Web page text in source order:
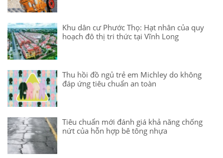
Khu dân cư Phước Thọ: Hạt nhân của quy
hoạch đô thị tri thức tại Vĩnh Long
Thu hồi đồ ngủ trẻ em Michley do không
đáp ứng tiêu chuẩn an toàn
Tiêu chuẩn mới đánh giá khả năng chống
nứt của hỗn hợp bê tông nhựa